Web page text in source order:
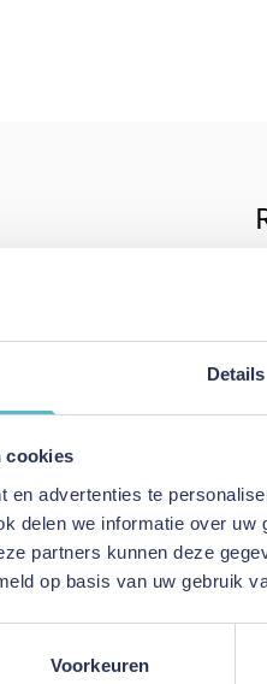
Details
cookies
en advertenties te
delen we informatie over
partners kunnen deze
op basis van uw gebruik
Voorkeuren